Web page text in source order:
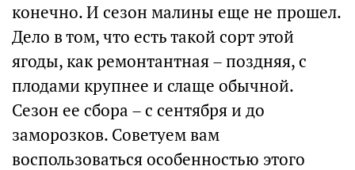
конечно. И сезон малины еще не прошел.
Дело в том, что есть такой сорт этой
ягоды, как ремонтантная – поздняя, с
плодами крупнее и слаще обычной.
Сезон ее сбора – с сентября и до
заморозков. Советуем вам
воспользоваться особенностью этого